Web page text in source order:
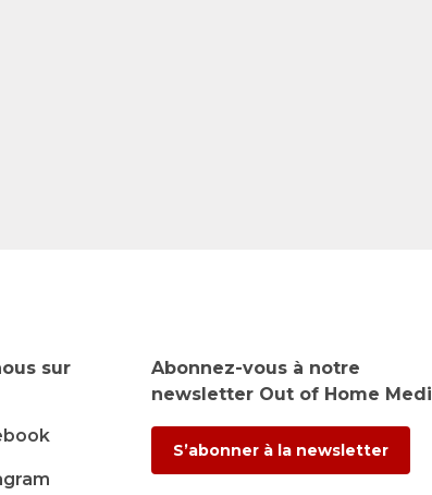
sur
Abonnez-vous à notre
newsletter Out of Home
S’abonner à la newsletter